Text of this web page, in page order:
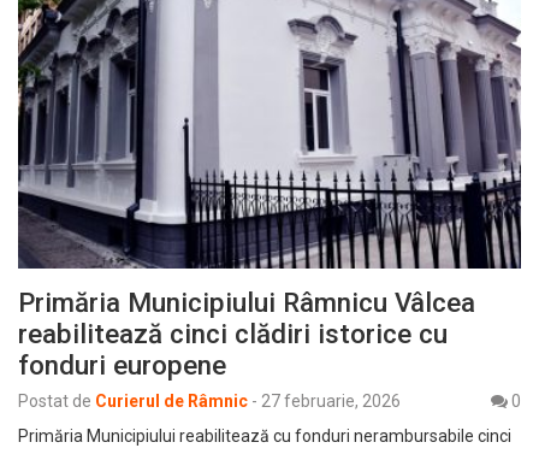
Primăria Municipiului Râmnicu Vâlcea
reabilitează cinci clădiri istorice cu
fonduri europene
Postat de Curierul de Râmnic - 27 februarie, 2026
0
Primăria Municipiului reabilitează cu fonduri nerambursabile cinci